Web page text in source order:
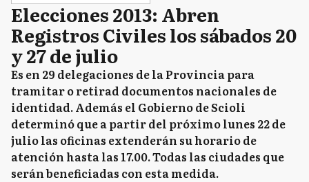
Elecciones 2013: Abren
Registros Civiles los sábados 20
y 27 de julio
Es en 29 delegaciones de la Provincia para
tramitar o retirad documentos nacionales de
identidad. Además el Gobierno de Scioli
determinó que a partir del próximo lunes 22 de
julio las oficinas extenderán su horario de
atención hasta las 17.00. Todas las ciudades que
serán beneficiadas con esta medida.